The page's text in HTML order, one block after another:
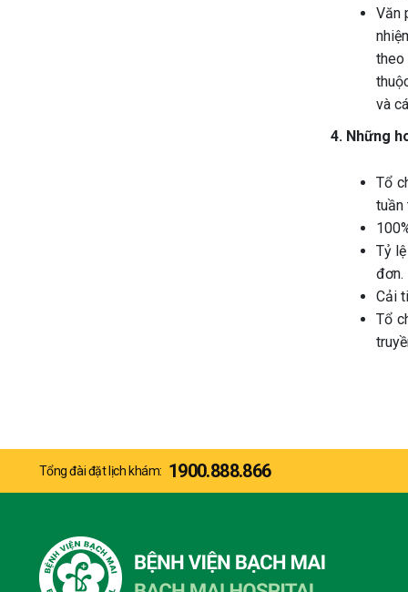
Văn
theo
và
4. Những
Tổ
tuần
Tỷ
đơn.
Cải
Tổ
Tổng đài đặt lịch khám: 1900.888.866